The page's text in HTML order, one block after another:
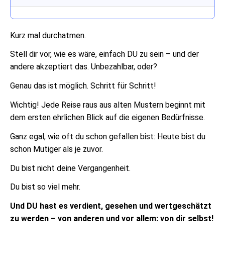
Kurz mal durchatmen.
Stell dir vor, wie es wäre, einfach DU zu sein – und der
andere akzeptiert das. Unbezahlbar, oder?
Genau das ist möglich. Schritt für Schritt!
Wichtig! Jede Reise raus aus alten Mustern beginnt mit
dem ersten ehrlichen Blick auf die eigenen Bedürfnisse.
Ganz egal, wie oft du schon gefallen bist: Heute bist du
schon Mutiger als je zuvor.
Du bist nicht deine Vergangenheit.
Du bist so viel mehr.
Und DU hast es verdient, gesehen und wertgeschätzt
zu werden – von anderen und vor allem: von dir selbst!